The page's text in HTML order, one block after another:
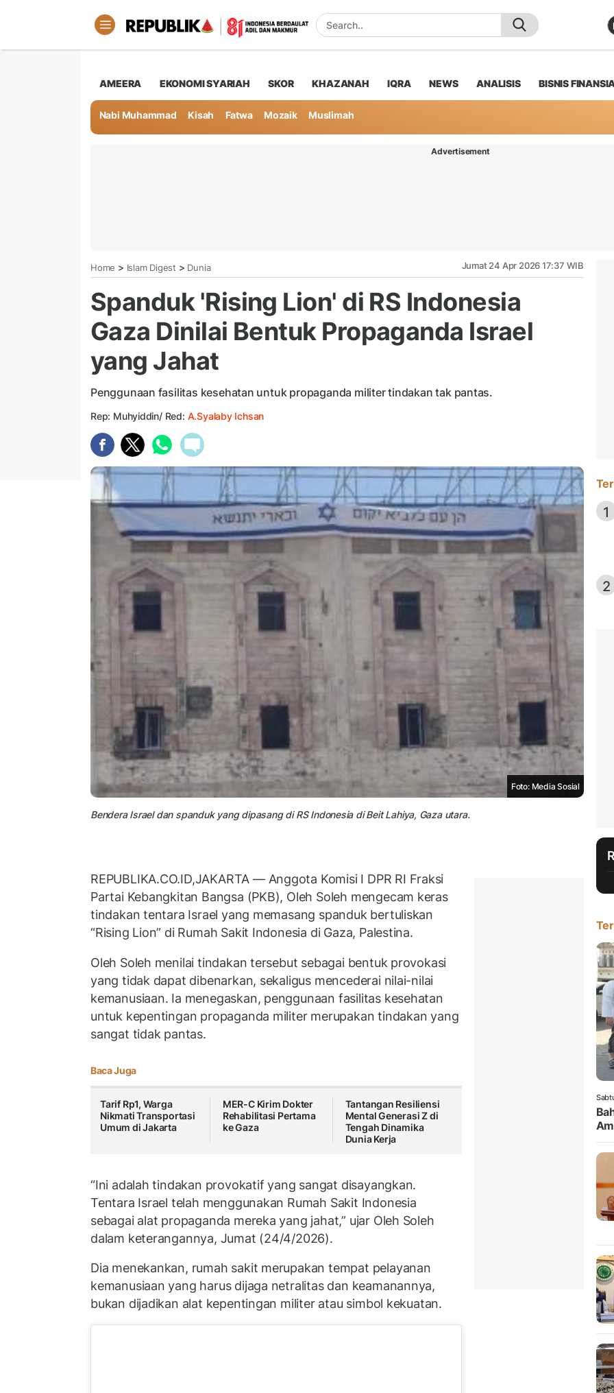
AMEERA EKONOMI SYARIAH SKOR KHAZANAH IQRA NEWS ANALISIS BISNIS
Nabi Muhammad Kisah Fatwa Mozaik Muslimah
Advertisement
Home > Islam Digest > Dunia Jumat 24 Apr 2026 17:37 WIB
Spanduk 'Rising Lion' di RS Indonesia
Gaza Dinilai Bentuk Propaganda Israel
yang Jahat
Penggunaan fasilitas kesehatan untuk propaganda militer tindakan tak pantas.
Rep: Muhyiddin/ Red: A.Syalaby Ichsan
Foto: Media Sosial
Bendera Israel dan spanduk yang dipasang di RS Indonesia di Beit Lahiya, Gaza utara.
REPUBLIKA.CO.ID,JAKARTA — Anggota Komisi I DPR RI Fraksi
Partai Kebangkitan Bangsa (PKB), Oleh Soleh mengecam keras
tindakan tentara Israel yang memasang spanduk bertuliskan
“Rising Lion” di Rumah Sakit Indonesia di Gaza, Palestina.
Oleh Soleh menilai tindakan tersebut sebagai bentuk provokasi
yang tidak dapat dibenarkan, sekaligus mencederai nilai-nilai
kemanusiaan. Ia menegaskan, penggunaan fasilitas kesehatan
untuk kepentingan propaganda militer merupakan tindakan yang
sangat tidak pantas.
Baca Juga
Tarif Rp1, Warga
Nikmati Transportasi
Umum di Jakarta
MER-C Kirim Dokter
Rehabilitasi Pertama
ke Gaza
Tantangan Resiliensi
Mental Generasi Z di
Tengah Dinamika
Dunia Kerja
“Ini adalah tindakan provokatif yang sangat disayangkan.
Tentara Israel telah menggunakan Rumah Sakit Indonesia
sebagai alat propaganda mereka yang jahat,” ujar Oleh Soleh
dalam keterangannya, Jumat (24/4/2026).
Dia menekankan, rumah sakit merupakan tempat pelayanan
kemanusiaan yang harus dijaga netralitas dan keamanannya,
bukan dijadikan alat kepentingan militer atau simbol kekuatan.
1
2